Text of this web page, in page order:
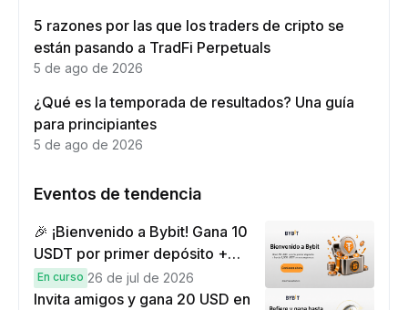
5 razones por las que los traders de cripto se
están pasando a TradFi Perpetuals
5 de ago de 2026
¿Qué es la temporada de resultados? Una guía
para principiantes
5 de ago de 2026
Eventos de tendencia
🎉 ¡Bienvenido a Bybit! Gana 10
USDT por primer depósito +
hasta 9,999 USDT en
recompensas
En curso 26 de jul de 2026
Invita amigos y gana 20 USD en